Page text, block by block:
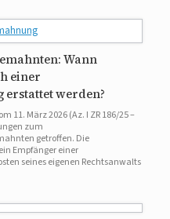
Wann
einer
werden?
11. März 2026 (Az. I ZR 186/25 –
zum
getroffen. Die
Empfänger einer
seines eigenen Rechtsanwalts